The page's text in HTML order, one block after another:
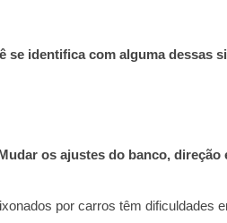
se identifica com alguma dessas
os ajustes do banco, direção
por carros têm dificuldades